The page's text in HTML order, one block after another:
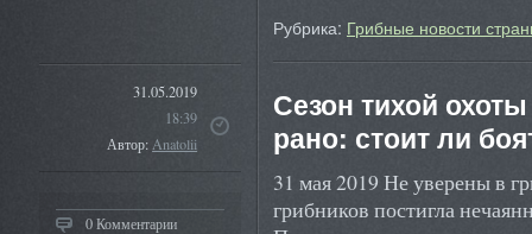
Рубрика: Грибные новости
31.05.2019
18:39
Автор:Anatolii
0 Комментарии
Сезон тихой
рано: стоит ли
31 мая 2019 Не уверены в
грибников постигла